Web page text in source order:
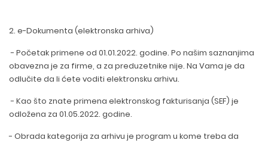
2. e-Dokumenta (elektronska arhiva)
- Početak primene od 01.01.2022. godine. Po našim saznanjima
obavezna je za firme, a za preduzetnike nije. Na Vama je da
odlučite da li ćete voditi elektronsku arhivu.
- Kao što znate primena elektronskog fakturisanja (SEF) je
odložena za 01.05.2022. godine.
- Obrada kategorija za arhivu je program u kome treba da